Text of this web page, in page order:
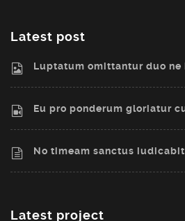
Latest post
Luptatum omittantur duo
Eu pro ponderum gloriatur
No timeam sanctus
Latest project